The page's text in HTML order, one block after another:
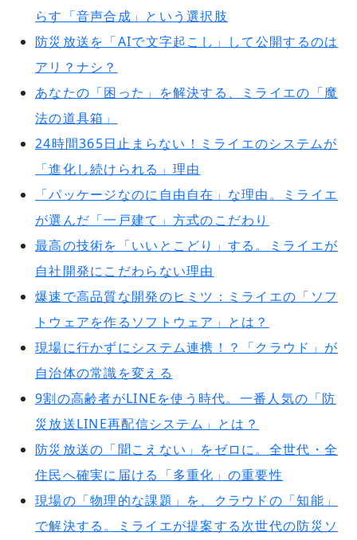
らす「音声合成」という選択肢
防災放送を「AIで文字起こし」して公開するのは
アリ？ナシ？
あなたの「困った」を解決する、ミライエの「魔
法の道具箱」
24時間365日止まらない！ミライエのシステムが
「進化し続けられる」理由
「パッケージなのに自由自在」な理由。ミライエ
が選んだ「一戸建て」方式のこだわり
最高の技術を「いいとこどり」する。ミライエが
自社開発にこだわらない理由
爆速で高品質な開発のヒミツ：ミライエの「ソフ
トウェアを作るソフトウェア」とは？
現場に行かずにシステム連携！？「クラウド」が
自治体の常識を変える
9割の高齢者がLINEを使う時代。一番人気の「防
災放送LINE再配信システム」とは？
防災放送の「聞こえない」をゼロに。全世代・全
住民へ確実に届ける「多重化」の重要性
現場の「物理的な課題」を、クラウドの「知能」
で解決する。ミライエが提案する次世代の防災ソ